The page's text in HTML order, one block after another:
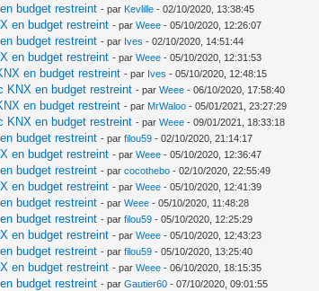
budget restreint - par Kevlille - 02/10/2020, 13:38:45
en budget restreint - parWeee - 05/10/2020, 12:26:07
budget restreint - par Ives - 02/10/2020, 14:51:44
en budget restreint - parWeee - 05/10/2020, 12:31:53
en budget restreint - par Ives - 05/10/2020, 12:48:15
KNX en budget restreint - parWeee - 06/10/2020, 17:58:40
en budget restreint - par MrWaloo - 05/01/2021, 23:27:29
KNX en budget restreint - parWeee - 09/01/2021, 18:33:18
budget restreint - parfilou59 - 02/10/2020, 21:14:17
en budget restreint - parWeee - 05/10/2020, 12:36:47
budget restreint - parcocothebo - 02/10/2020, 22:55:49
en budget restreint - parWeee - 05/10/2020, 12:41:39
budget restreint - parWeee - 05/10/2020, 11:48:28
budget restreint - parfilou59 - 05/10/2020, 12:25:29
en budget restreint - parWeee - 05/10/2020, 12:43:23
budget restreint - parfilou59 - 05/10/2020, 13:25:40
en budget restreint - parWeee - 06/10/2020, 18:15:35
budget restreint - parGautier60 - 07/10/2020, 09:01:55